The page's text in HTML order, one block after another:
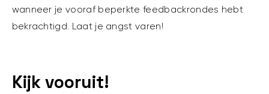
wanneer je vooraf beperkte feedbackrondes hebt
bekrachtigd. Laat je angst varen!
Kijk vooruit!